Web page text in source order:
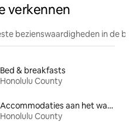
verkennen
bezienswaardigheden in de
Bed & breakfasts
Honolulu County
Accommodaties aan het water
Honolulu County